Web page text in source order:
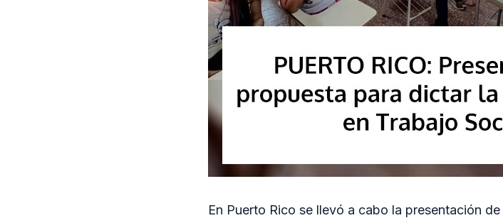
En Puerto Rico se llevó a cabo la presentación